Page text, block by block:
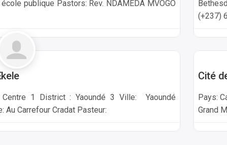
publique Pastors: Rev. NDAMEDA MVOGO
(+237)
Centre 1 District : Yaoundé 3 Ville: Yaoundé
Au Carrefour Cradat Pasteur:
Cité
Pays:
Grand